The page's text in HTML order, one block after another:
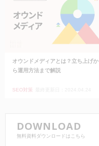
オウンドメディアとは？立ち上げか
ら運用方法まで解説
SEO対策
DOWNLOAD
無料資料ダウンロードはこちら